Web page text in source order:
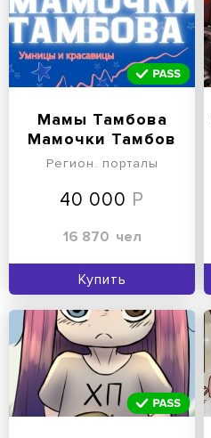
Мамы Тамбова
Мамочки Тамбов
Регион. порталы
40 000
16 870 чел
Купить